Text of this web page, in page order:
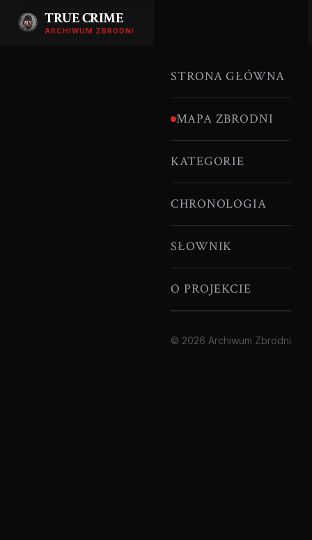
TRUE CRIME
ARCHIWUM ZBRODNI
STRONA GŁÓWNA
MAPA ZBRODNI
KATEGORIE
CHRONOLOGIA
SŁOWNIK
O PROJEKCIE
© 2026 Archiwum Zbrodni